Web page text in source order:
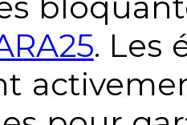
. Les